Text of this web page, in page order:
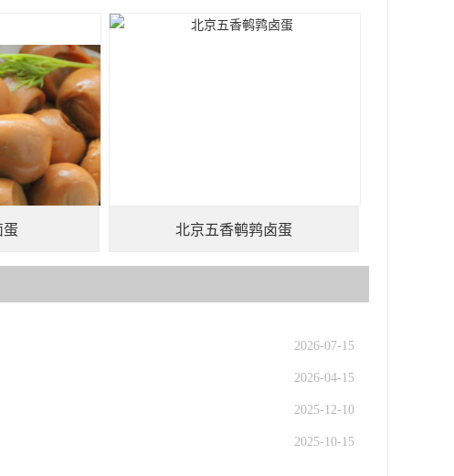
蛋 北京五香鹌鹑卤蛋
2026-07-15
2026-04-15
2025-12-10
2025-10-15